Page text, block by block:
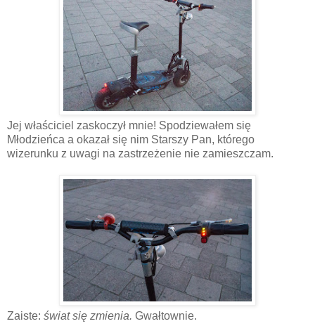
Jej właściciel zaskoczył mnie! Spodziewałem się
Młodzieńca a okazał się nim Starszy Pan, którego
wizerunku z uwagi na zastrzeżenie nie zamieszczam.
Zaiste: świat się zmienia. Gwałtownie.